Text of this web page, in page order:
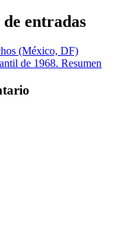
entradas
(México, DF)
de 1968. Resumen